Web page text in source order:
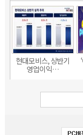
현대모비스, 상반기
영업이익…